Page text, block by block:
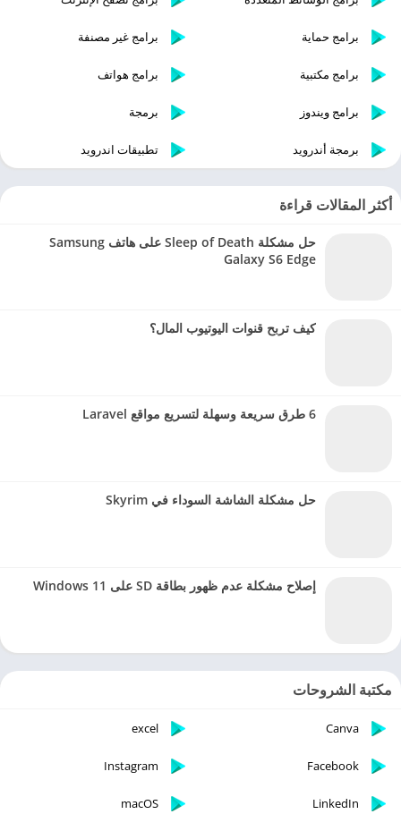
برامج حماية برامج غير مصنفة
برامج مكتبية برامج هواتف
برامج ويندوز برمجة
برمجة أندرويد تطبيقات اندرويد
أكثر المقالات قراءة
حل مشكلة Sleep of Death على هاتف Samsung
Galaxy S6 Edge
كيف تربح قنوات اليوتيوب المال؟
6 طرق سريعة وسهلة لتسريع مواقع Laravel
حل مشكلة الشاشة السوداء في Skyrim
إصلاح مشكلة عدم ظهور بطاقة SD على Windows 11
مكتبة الشروحات
Canva
excel
Facebook
Instagram
LinkedIn
macOS